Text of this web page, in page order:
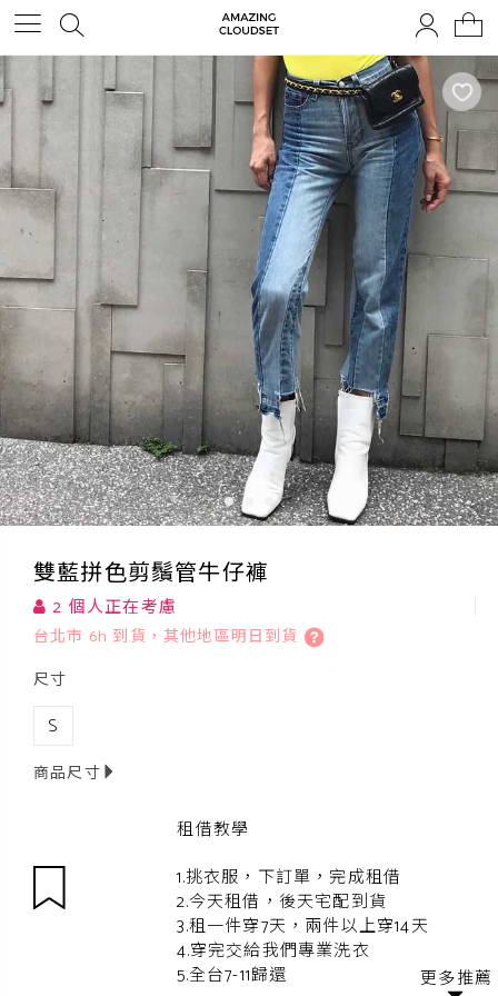
雙藍拼色剪鬚管牛仔褲
2 個人正在考慮
台北市 6h 到貨，其他地區明日到貨
尺寸
S
商品尺寸
租借教學
1.挑衣服，下訂單，完成租借
2.今天租借，後天宅配到貨
3.租一件穿7天，兩件以上穿14天
4.穿完交給我們專業洗衣
5.全台7-11歸還
更多推薦